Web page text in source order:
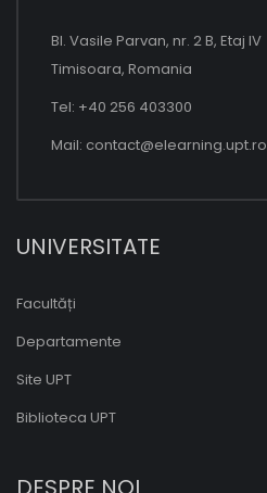
Bl. Vasile Parvan, nr. 2 B, Etaj IV
Timisoara, Romania
Tel: +40 256 403300
Mail: contact@elearning.upt.ro
UNIVERSITATE
Facultăți
Departamente
Site UPT
Biblioteca UPT